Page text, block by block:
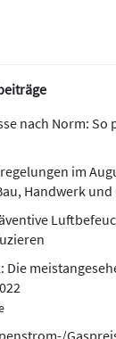
nach Norm: So
im
Handwerk